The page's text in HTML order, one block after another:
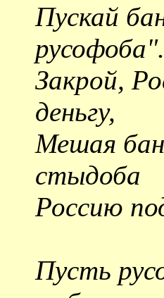
Пускай
русофоба".
Закрой,
деньгу,
Мешая
стыдоба
Россию
Пусть